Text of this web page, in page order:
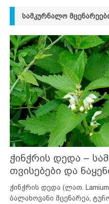
ᲡᲐᲛᲙᲣᲠᲜᲐᲚᲝ
ჭინჭრის დედა –
თვისებები და
ჭინჭრის დედა (ლათ.
ბალახოვანი მცენარეა,